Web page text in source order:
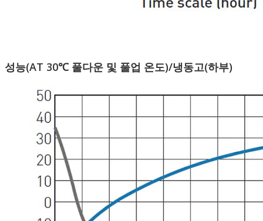
성능(AT 30℃ 풀다운 및 풀업 온도)/냉동고(하부)